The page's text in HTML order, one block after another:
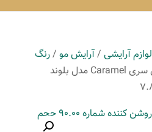
لوازم آرایشی/آرایش مو/رنگ
/ رنگ موی بیول سری Caramel مدل بلوند